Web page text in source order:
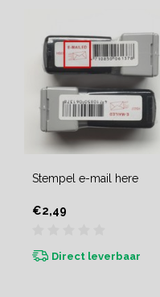
Stempel e-mail here
€2,49
Direct leverbaar